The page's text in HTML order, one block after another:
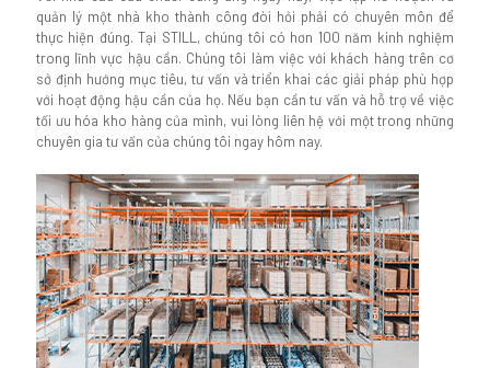
quản lý một nhà kho thành công đòi hỏi phải có chuyên môn để
thực hiện đúng. Tại STILL, chúng tôi có hơn 100 năm kinh nghiệm
trong lĩnh vực hậu cần. Chúng tôi làm việc với khách hàng trên cơ
sở định hướng mục tiêu, tư vấn và triển khai các giải pháp phù hợp
với hoạt động hậu cần của họ. Nếu bạn cần tư vấn và hỗ trợ về việc
tối ưu hóa kho hàng của mình, vui lòng liên hệ với một trong những
chuyên gia tư vấn của chúng tôi ngay hôm nay.